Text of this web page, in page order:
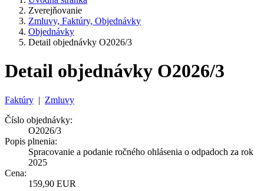
Zverejňovanie
Zmluvy, Faktúry, Objednávky
Objednávky
Detail objednávky O2026/3
Detail objednávky O2026/3
Faktúry | Zmluvy
Číslo objednávky:
O2026/3
Popis plnenia:
Spracovanie a podanie ročného ohlásenia o odpadoch za rok
2025
Cena:
159,90 EUR